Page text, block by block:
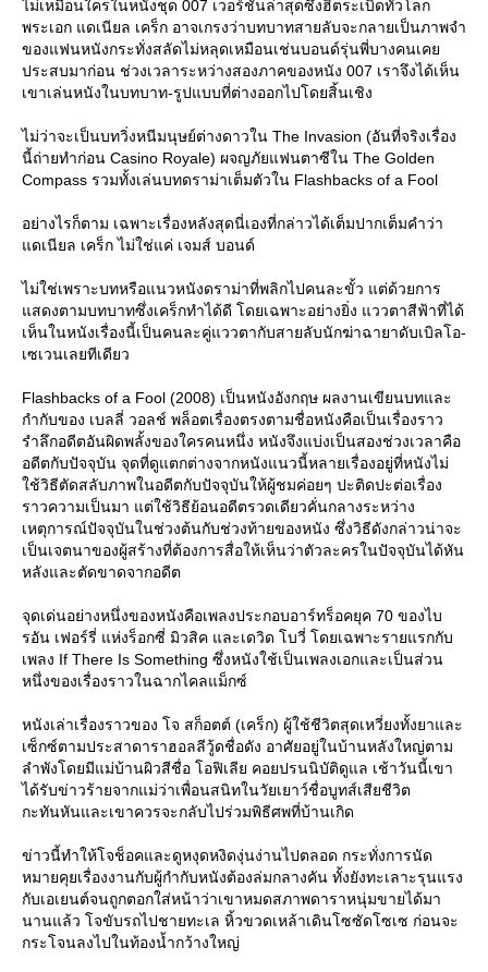
ไม่เหมือนใครในหนังชุด 007 เวอร์ชั่นล่าสุดซึ่งฮิตระเบิดทั่วโลก
พระเอก แดเนียล เคร็ก อาจเกรงว่าบทบาทสายลับจะกลายเป็นภาพจำ
ของแฟนหนังกระทั่งสลัดไม่หลุดเหมือนเช่นบอนด์รุ่นพี่บางคนเค
ประสบมาก่อน ช่วงเวลาระหว่างสองภาคของหนัง 007 เราจึงได้เห็น
เขาเล่นหนังในบทบาท-รูปแบบที่ต่างออกไปโดยสิ้นเชิง
ไม่ว่าจะเป็นบทวิ่งหนีมนุษย์ต่างดาวใน The Invasion (อันที่จริงเรื่อง
นี้ถ่ายทำก่อน Casino Royale) ผจญภัยแฟนตาซีใน The Golden
Compass รวมทั้งเล่นบทดราม่าเต็มตัวใน Flashbacks of a Fool
อย่างไรก็ตาม เฉพาะเรื่องหลังสุดนี่เองที่กล่าวได้เต็มปากเต็มคำว่า
ดเนียล เคร็ก ไม่ใช่แค่ เจมส์ บอนด์
ไม่ใช่เพราะบทหรือแนวหนังดราม่าที่พลิกไปคนละขั้ว แต่ด้วยการ
สดงตามบทบาทซึ่งเคร็กทำได้ดี โดยเฉพาะอย่างยิ่ง แววตาสีฟ้าที่ได้
เห็นในหนังเรื่องนี้เป็นคนละคู่แววตากับสายลับนักฆ่าฉายาดับเบิลโอ-
เซเวนเลยทีเดียว
Flashbacks of a Fool (2008) เป็นหนังอังกฤษ ผลงานเขียนบทและ
กำกับของ เบลลี่ วอลช์ พล็อตเรื่องตรงตามชื่อหนังคือเป็นเรื่องราว
รำลึกอดีตอันผิดพลั้งของใครคนหนึ่ง หนังจึงแบ่งเป็นสองช่วงเวลาคือ
อดีตกับปัจจุบัน จุดที่ดูแตกต่างจากหนังแนวนี้หลายเรื่องอยู่ที่หนังไม่
ช้วิธีตัดสลับภาพในอดีตกับปัจจุบันให้ผู้ชมค่อยๆ ปะติดปะต่อเรื่อง
ราวความเป็นมา แต่ใช้วิธีย้อนอดีตรวดเดียวคั่นกลางระหว่าง
เหตุการณ์ปัจจุบันในช่วงต้นกับช่วงท้ายของหนัง ซึ่งวิธีดังกล่าวน่าจะ
เป็นเจตนาของผู้สร้างที่ต้องการสื่อให้เห็นว่าตัวละครในปัจจุบันได้หัน
หลังและตัดขาดจากอดีต
จุดเด่นอย่างหนึ่งของหนังคือเพลงประกอบอาร์ทร็อคยุค 70 ของไบ
รอัน เฟอร์รี่ แห่งร็อกซี่ มิวสิค และเดวิด โบวี่ โดยเฉพาะรายแรกกับ
เพลง If There Is Something ซึ่งหนังใช้เป็นเพลงเอกและเป็นส่วน
หนึ่งของเรื่องราวในฉากไคลแม็กซ์
หนังเล่าเรื่องราวของ โจ สก็อตต์ (เคร็ก) ผู้ใช้ชีวิตสุดเหวี่ยงทั้งยาและ
เซ็กซ์ตามประสาดาราฮอลลีวู้ดชื่อดัง อาศัยอยู่ในบ้านหลังใหญ่ตาม
ลำพังโดยมีแม่บ้านผิวสีชื่อ โอฟิเลีย คอยปรนนิบัติดูแล เช้าวันนี้เขา
ได้รับข่าวร้ายจากแม่ว่าเพื่อนสนิทในวัยเยาว์ชื่อบูทส์เสียชีวิต
กะทันหันและเขาควรจะกลับไปร่วมพิธีศพที่บ้านเกิด
ข่าวนี้ทำให้โจช็อคและดูหงุดหงิดงุ่นง่านไปตลอด กระทั่งการนัด
หมายคุยเรื่องงานกับผู้กำกับหนังต้องล่มกลางคัน ทั้งยังทะเลาะรุนแรง
กับเอเยนต์จนถูกตอกใส่หน้าว่าเขาหมดสภาพดาราหนุ่มขายได้มา
นานแล้ว โจขับรถไปชายทะเล หิ้วขวดเหล้าเดินโซซัดโซเซ ก่อนจะ
กระโจนลงไปในท้องน้ำกว้างใหญ่